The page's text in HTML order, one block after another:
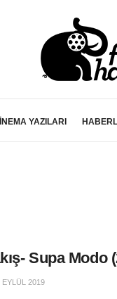
YAZILARI
Supa Modo
2019